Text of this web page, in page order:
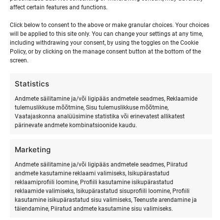
affect certain features and functions.
Click below to consent to the above or make granular choices. Your choices
will be applied to this site only. You can change your settings at any time,
including withdrawing your consent, by using the toggles on the Cookie
Policy, or by clicking on the manage consent button at the bottom of the
screen.
Statistics
Andmete säilitamine ja/või ligipääs andmetele seadmes, Reklaamide
tulemuslikkuse mõõtmine, Sisu tulemuslikkuse mõõtmine,
Vaatajaskonna analüüsimine statistika või erinevatest allikatest
pärinevate andmete kombinatsioonide kaudu.
Marketing
Andmete säilitamine ja/või ligipääs andmetele seadmes, Piiratud
andmete kasutamine reklaami valimiseks, Isikupärastatud
reklaamiprofiili loomine, Profiili kasutamine isikupärastatud
reklaamide valimiseks, Isikupärastatud sisuprofiili loomine, Profiili
kasutamine isikupärastatud sisu valimiseks, Teenuste arendamine ja
täiendamine, Piiratud andmete kasutamine sisu valimiseks.
perioodiks?
Meilt on võimalik surfivarustust rentida ka pikemaks
perioodiks. Selleks palun võtke meiega ühendust maili
teel või helistage, et saaksime teile teha sobiliku
Surfivarustuse renditingimused
Rendivarustust väljastatakse ja saab tagastada
suveperioodil vastavalt kokkuleppele Ranna Surfikülas või
Tallinnas kokkulepitud aadressil. Talveperioodil toimub
rendivarustuse väljastamine ja tagastamine eelneval
kokkuleppel.